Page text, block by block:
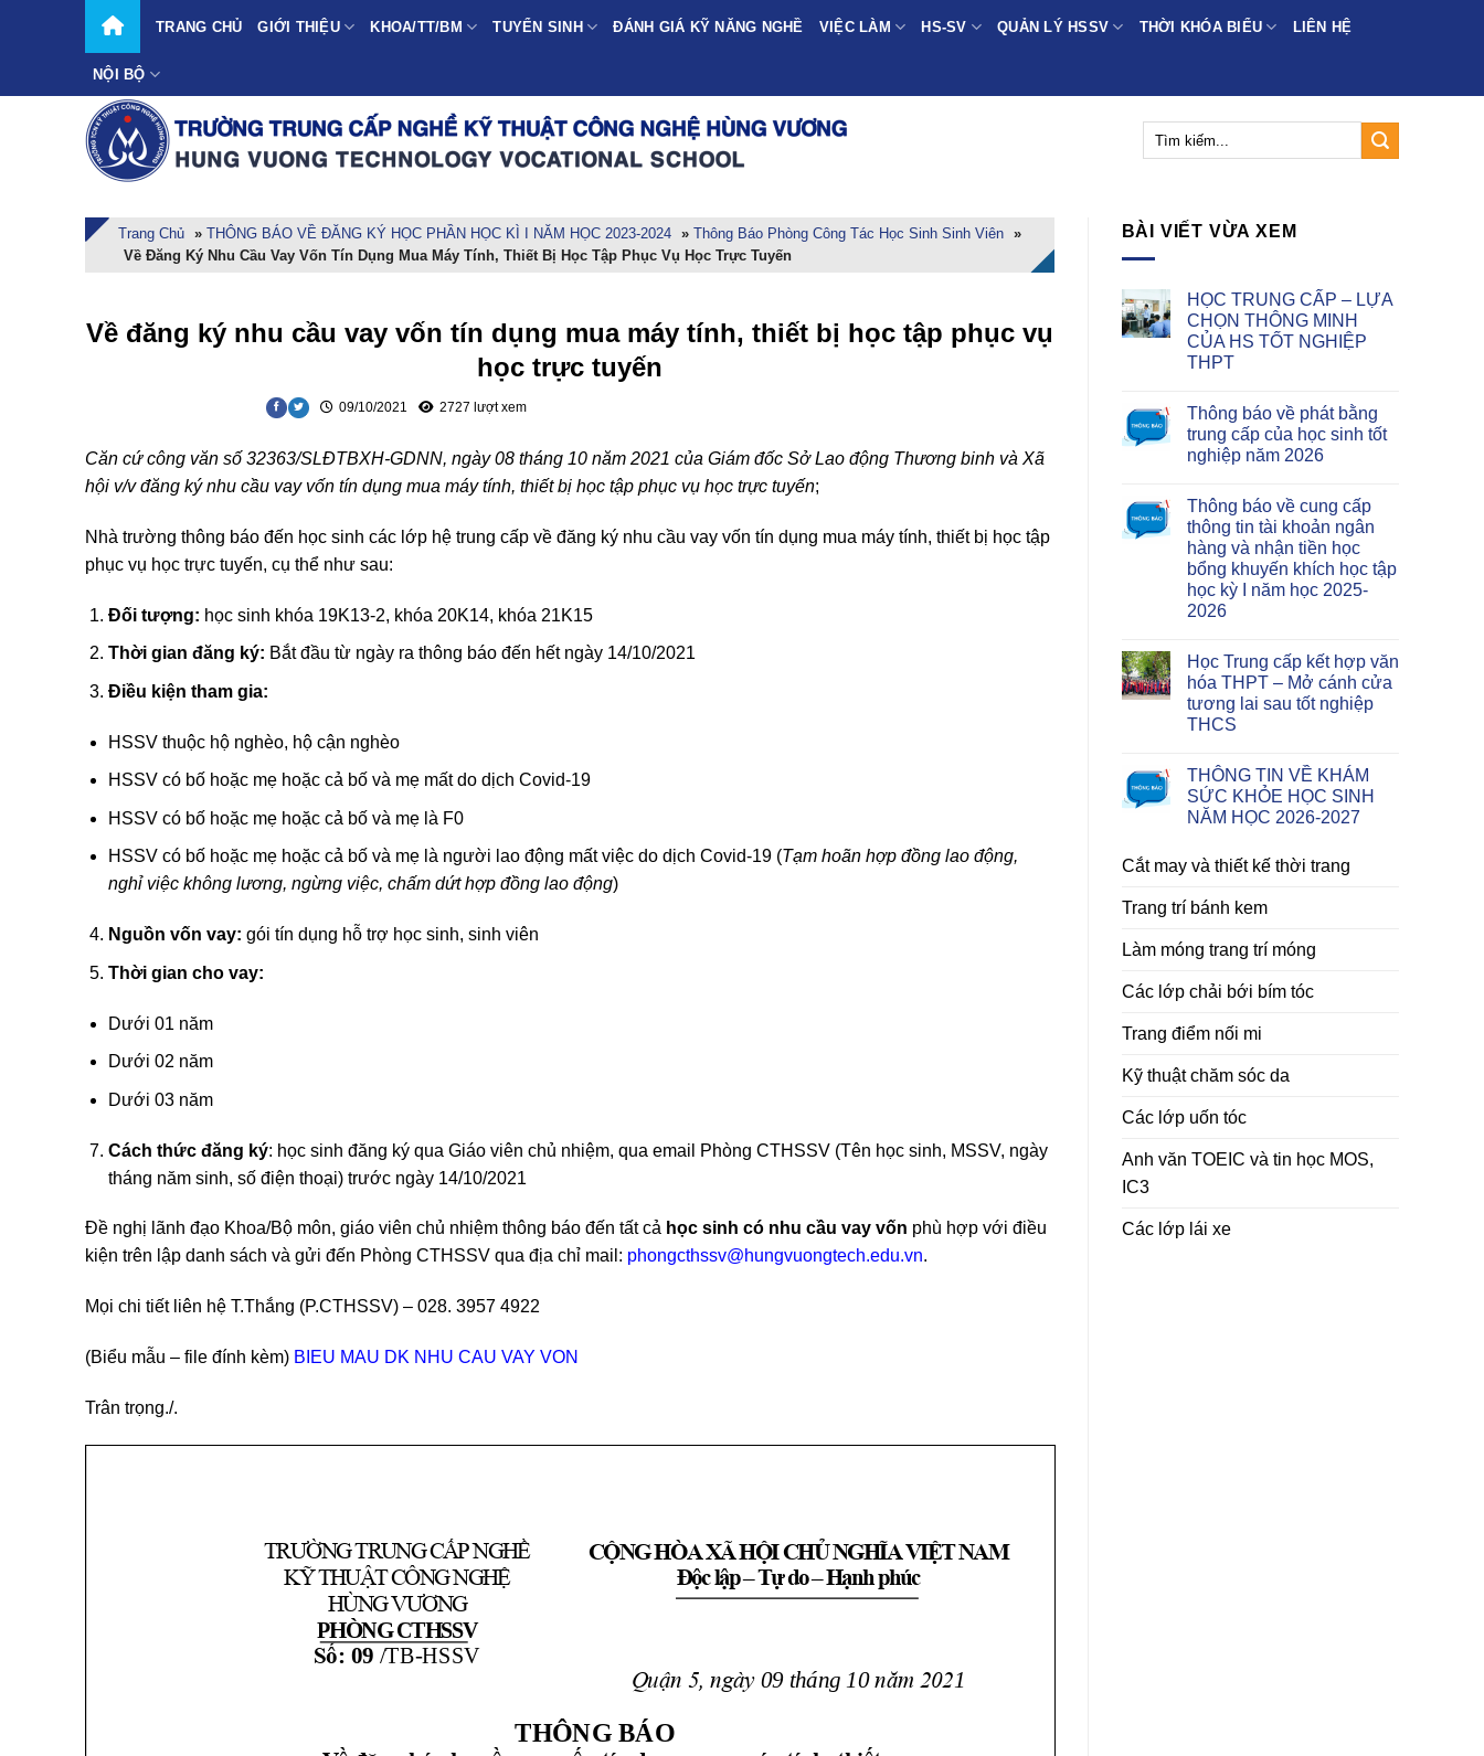
TRANG CHỦ GIỚI THIỆU KHOA/TT/BM TUYỂN SINH ĐÁNH GIÁ KỸ NĂNG NGHỀ VIỆC LÀM HS-SV QUẢN LÝ HSSV THỜI KHÓA BIỂU LIÊN HỆ
NỘI BỘ
Trang Chủ » THÔNG BÁO VỀ ĐĂNG KÝ HỌC PHẦN HỌC KÌ I NĂM HỌC 2023-2024 » Thông Báo Phòng Công Tác Học Sinh Sinh Viên »
Về Đăng Ký Nhu Cầu Vay Vốn Tín Dụng Mua Máy Tính, Thiết Bị Học Tập Phục Vụ Học Trực Tuyến
Về đăng ký nhu cầu vay vốn tín dụng mua máy tính, thiết bị học tập phục vụ
học trực tuyến
09/10/2021 2727 lượt xem
Căn cứ công văn số 32363/SLĐTBXH-GDNN, ngày 08 tháng 10 năm 2021 của Giám đốc Sở Lao động Thương binh và Xã
hội v/v đăng ký nhu cầu vay vốn tín dụng mua máy tính, thiết bị học tập phục vụ học trực tuyến;
Nhà trường thông báo đến học sinh các lớp hệ trung cấp về đăng ký nhu cầu vay vốn tín dụng mua máy tính, thiết bị học tập
phục vụ học trực tuyến, cụ thể như sau:
Đối tượng: học sinh khóa 19K13-2, khóa 20K14, khóa 21K15
Thời gian đăng ký: Bắt đầu từ ngày ra thông báo đến hết ngày 14/10/2021
Điều kiện tham gia:
HSSV thuộc hộ nghèo, hộ cận nghèo
HSSV có bố hoặc mẹ hoặc cả bố và mẹ mất do dịch Covid-19
HSSV có bố hoặc mẹ hoặc cả bố và mẹ là F0
HSSV có bố hoặc mẹ hoặc cả bố và mẹ là người lao động mất việc do dịch Covid-19 (Tạm hoãn hợp đồng lao động,
nghỉ việc không lương, ngừng việc, chấm dứt hợp đồng lao động)
Nguồn vốn vay: gói tín dụng hỗ trợ học sinh, sinh viên
Thời gian cho vay:
Dưới 01 năm
Dưới 02 năm
Dưới 03 năm
Cách thức đăng ký: học sinh đăng ký qua Giáo viên chủ nhiệm, qua email Phòng CTHSSV (Tên học sinh, MSSV, ngày
tháng năm sinh, số điện thoại) trước ngày 14/10/2021
Đề nghị lãnh đạo Khoa/Bộ môn, giáo viên chủ nhiệm thông báo đến tất cả học sinh có nhu cầu vay vốn phù hợp với điều
kiện trên lập danh sách và gửi đến Phòng CTHSSV qua địa chỉ mail: phongcthssv@hungvuongtech.edu.vn.
Mọi chi tiết liên hệ T.Thắng (P.CTHSSV) – 028. 3957 4922
(Biểu mẫu – file đính kèm) BIEU MAU DK NHU CAU VAY VON
Trân trọng./.
BÀI VIẾT VỪA XEM
HỌC TRUNG CẤP – LỰA
CHỌN THÔNG MINH
CỦA HS TỐT NGHIỆP
THPT
Thông báo về phát bằng
trung cấp của học sinh tốt
nghiệp năm 2026
Thông báo về cung cấp
thông tin tài khoản ngân
hàng và nhận tiền học
bổng khuyến khích học tập
học kỳ I năm học 2025-
2026
Học Trung cấp kết hợp văn
hóa THPT – Mở cánh cửa
tương lai sau tốt nghiệp
THCS
THÔNG TIN VỀ KHÁM
SỨC KHỎE HỌC SINH
NĂM HỌC 2026-2027
Cắt may và thiết kế thời trang
Trang trí bánh kem
Làm móng trang trí móng
Các lớp chải bới bím tóc
Trang điểm nối mi
Kỹ thuật chăm sóc da
Các lớp uốn tóc
Anh văn TOEIC và tin học MOS,
IC3
Các lớp lái xe